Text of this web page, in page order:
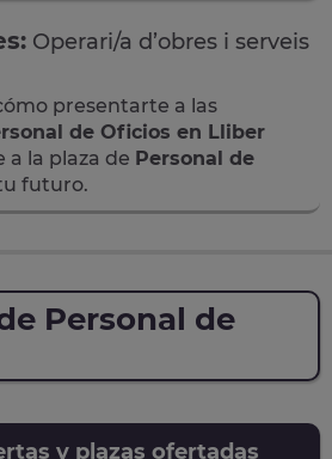
Operari/a d’obres i serveis
presentarte a las
de Oficios en Lliber
a la plaza de Personal de
futuro.
Personal de
y plazas ofertadas